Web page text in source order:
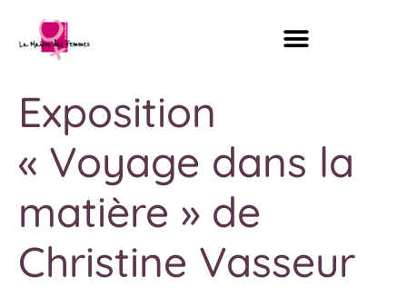
Exposition
« Voyage dans la
matière » de
Christine Vasseur